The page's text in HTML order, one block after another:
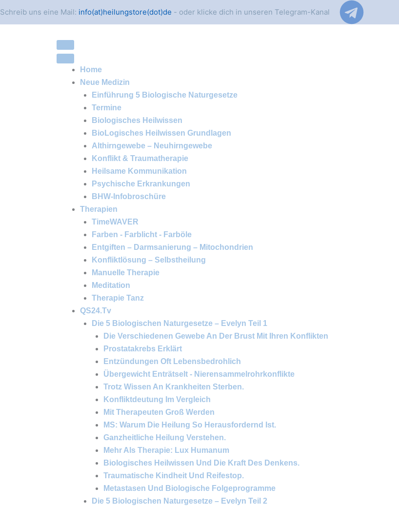
Schreib uns eine Mail: info(at)heilungstore(dot)de - oder klicke dich in unseren Telegram-Kanal
Home
Neue Medizin
Einführung 5 Biologische Naturgesetze
Termine
Biologisches Heilwissen
BioLogisches Heilwissen Grundlagen
Althirngewebe – Neuhirngewebe
Konflikt & Traumatherapie
Heilsame Kommunikation
Psychische Erkrankungen
BHW-Infobroschüre
Therapien
TimeWAVER
Farben - Farblicht - Farböle
Entgiften – Darmsanierung – Mitochondrien
Konfliktlösung – Selbstheilung
Manuelle Therapie
Meditation
Therapie Tanz
QS24.tv
Die 5 Biologischen Naturgesetze – Evelyn Teil 1
Die Verschiedenen Gewebe An Der Brust Mit Ihren Konflikten
Prostatakrebs Erklärt
Entzündungen Oft Lebensbedrohlich
Übergewicht Enträtselt - Nierensammelrohrkonflikte
Trotz Wissen An Krankheiten Sterben.
Konfliktdeutung Im Vergleich
Mit Therapeuten Groß Werden
MS: Warum Die Heilung So Herausfordernd Ist.
Ganzheitliche Heilung Verstehen.
Mehr Als Therapie: Lux Humanum
Biologisches Heilwissen Und Die Kraft Des Denkens.
Traumatische Kindheit Und Reifestop.
Metastasen Und Biologische Folgeprogramme
Die 5 Biologischen Naturgesetze – Evelyn Teil 2